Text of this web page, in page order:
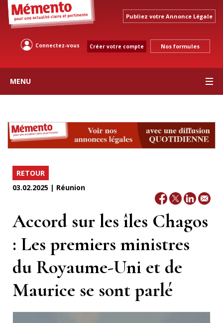
Publiez votre Annonce Légale
Connectez-vous Créer votre compte Nos formules
MENU
RETOUR
03.02.2025 | Réunion
Accord sur les îles Chagos
: Les premiers ministres
du Royaume-Uni et de
Maurice se sont parlé